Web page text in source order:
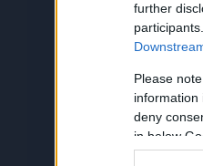
further
Please
information
deny
in below